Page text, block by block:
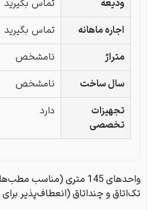
ودیعه
تماس بگیرید
اجاره ماهانه
تماس بگیرید
متراژ
نامشخص
سال ساخت
نامشخص
تجهیزات
تخصصی
دارد
واحدهای 145 متری (مناسب مطب‌های تخصصی)
تک‌اتاق و چنداتاق (انعطاف‌پذیر